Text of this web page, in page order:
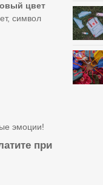
цвет
символ
эмоции!
при